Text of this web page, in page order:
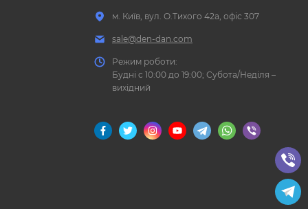
м. Київ, вул. О.Тихого 42а, офіс 307
sale@den-dan.com
Режим роботи:
Будні c 10:00 до 19:00; Субота/Неділя –
вихідний